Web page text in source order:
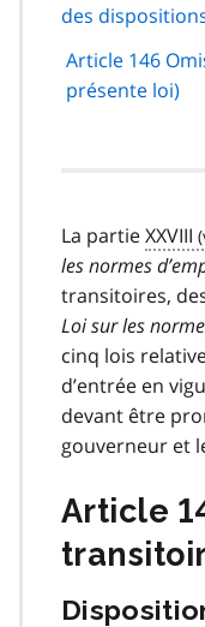
des
Article 146
présente loi)
La partieXXVIII
les normes
transitoires,
Loi sur les
cinq lois
d’entrée en
devant être
gouverneur et
Article